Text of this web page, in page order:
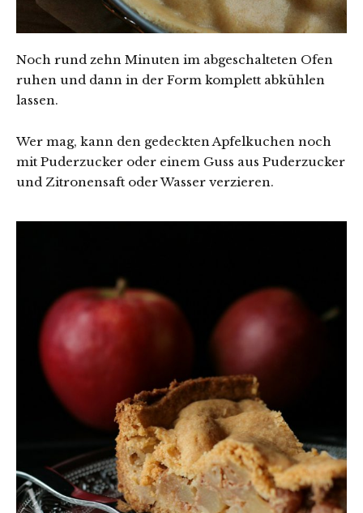
Noch rund zehn Minuten im abgeschalteten Ofen
ruhen und dann in der Form komplett abkühlen
lassen.
Wer mag, kann den gedeckten Apfelkuchen noch
mit Puderzucker oder einem Guss aus Puderzucker
und Zitronensaft oder Wasser verzieren.